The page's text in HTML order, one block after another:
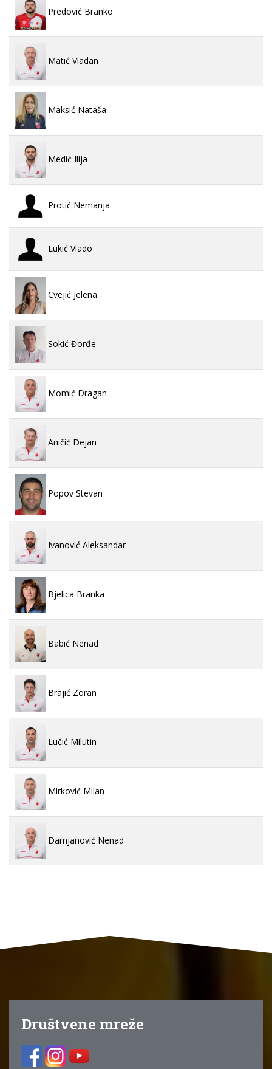
Predović Branko
Matić Vladan
Maksić Nataša
Medić Ilija
Protić Nemanja
Lukić Vlado
Cvejić Jelena
Sokić Đorđe
Momić Dragan
Aničić Dejan
Popov Stevan
Ivanović Aleksandar
Bjelica Branka
Babić Nenad
Brajić Zoran
Lučić Milutin
Mirković Milan
Damjanović Nenad
Društvene mreže